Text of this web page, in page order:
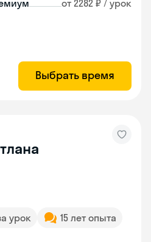
от 2282 ₽ / урок
Выбрать время
урок
15 лет опыта